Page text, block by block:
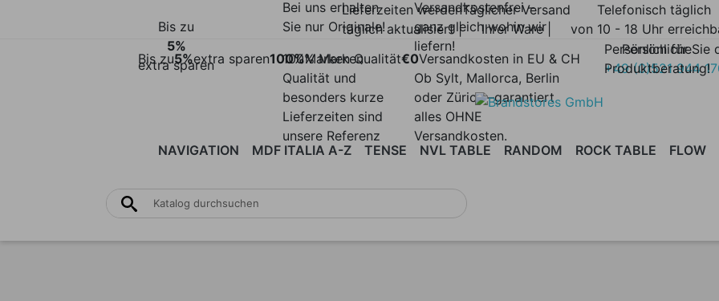
Lieferzeiten werden
täglich aktualisiert |
Täglicher Versand
Ihrer Ware |
Telefonisch täglich
von 10 - 18 Uhr
Bis zu5%extra sparen
Bis zu
5%
extra sparen
100%Marken Qualität
Bei uns erhalten
Sie nur Originale!
100% Marken
Qualität und
besonders kurze
Lieferzeiten sind
unsere Referenz
€0Versandkosten in EU & CH
Versandkostenfrei –
ganz gleich wohin wir
liefern!
Ob Sylt, Mallorca, Berlin
oder Zürich –garantiert
alles OHNE
Versandkosten.
Persönlich für Sie
+49 (0)521 944
Persönliche
Produktberatung!
NAVIGATION
POUFS
MDF ITALIA A-Z TENSE NVL TABLE RANDOM ROCK TABLE FLOW